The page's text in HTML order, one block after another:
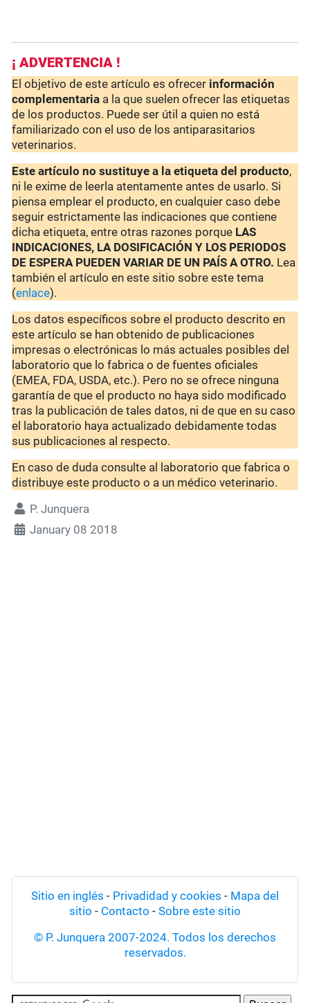
¡ ADVERTENCIA !
El objetivo de este artículo es ofrecer información
complementaria a la que suelen ofrecer las etiquetas
de los productos. Puede ser útil a quien no está
familiarizado con el uso de los antiparasitarios
veterinarios.
Este artículo no sustituye a la etiqueta del producto,
ni le exime de leerla atentamente antes de usarlo. Si
piensa emplear el producto, en cualquier caso debe
seguir estrictamente las indicaciones que contiene
dicha etiqueta, entre otras razones porque LAS
INDICACIONES, LA DOSIFICACIÓN Y LOS PERIODOS
DE ESPERA PUEDEN VARIAR DE UN PAÍS A OTRO. Lea
también el artículo en este sitio sobre este tema
(enlace).
Los datos específicos sobre el producto descrito en
este artículo se han obtenido de publicaciones
impresas o electrónicas lo más actuales posibles del
laboratorio que lo fabrica o de fuentes oficiales
(EMEA, FDA, USDA, etc.). Pero no se ofrece ninguna
garantía de que el producto no haya sido modificado
tras la publicación de tales datos, ni de que en su caso
el laboratorio haya actualizado debidamente todas
sus publicaciones al respecto.
En caso de duda consulte al laboratorio que fabrica o
distribuye este producto o a un médico veterinario.
P. Junquera
January 08 2018
Sitio en inglés - Privadidad y cookies - Mapa del
sitio - Contacto - Sobre este sitio
© P. Junquera 2007-2024. Todos los derechos
reservados.